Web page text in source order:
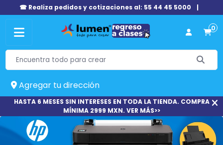
☎ Realiza pedidos y cotizaciones al: 55 44 45 5000 |
0
Agregar tu dirección
HASTA 6 MESES SIN INTERESES EN TODA LA TIENDA. COMPRA
MÍNIMA 2999 MXN. VER MÁS>>